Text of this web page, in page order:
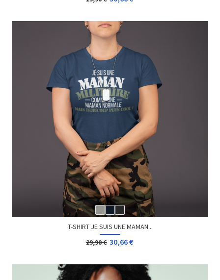
T-SHIRT JE SUIS UNE MAMAN...
29,90 € 30,66 €